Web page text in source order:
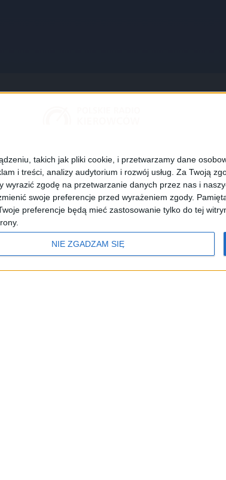
takich jak pliki cookie, i przetwarzamy dane
i treści, analizy audytorium i rozwój usług. Za Twoją
zgodę na przetwarzanie danych przez nas i
swoje preferencje przed wyrażeniem zgody.
preferencje będą mieć zastosowanie tylko do tej
NIE ZGADZAM SIĘ
Polskiego Radia Kierowców,
z dróg, wysyłaj do nas